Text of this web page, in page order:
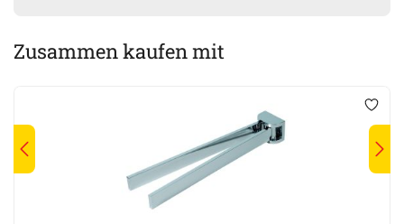
Zusammen kaufen mit